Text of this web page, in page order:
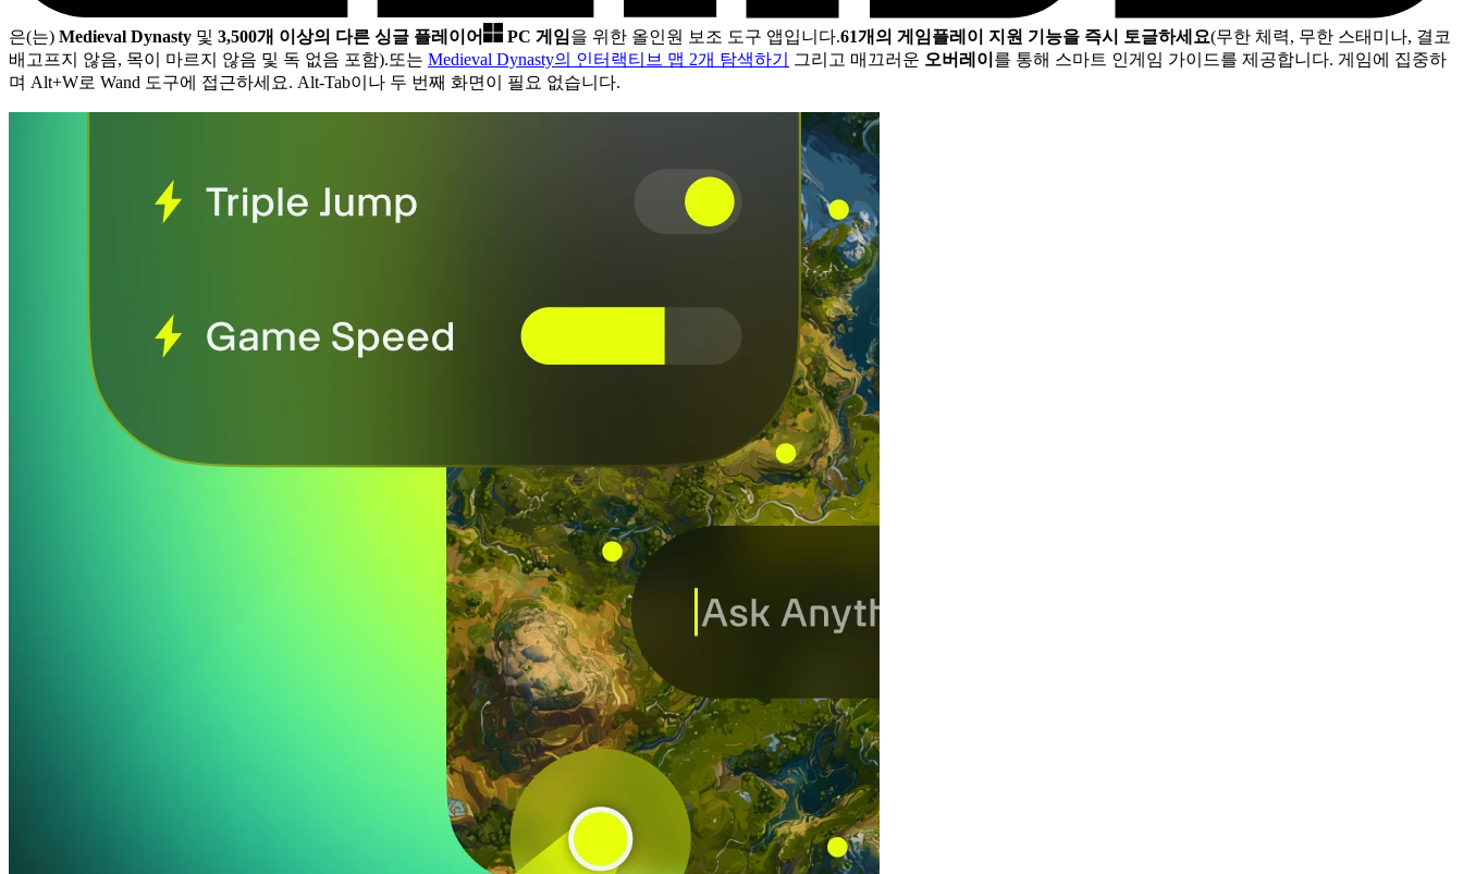
은(는) Medieval Dynasty 및 3,500개 이상의 다른 싱글 플레이어 PC 게임을 위한 올인원 보조 도구 앱입니다.61개의 게임플레이 지원 기능을 즉시 토글하세요(무한 체력, 무한 스태미나, 결코
배고프지 않음, 목이 마르지 않음 및 독 없음 포함).또는 Medieval Dynasty의 인터랙티브 맵 2개 탐색하기 그리고 매끄러운 오버레이 를 통해 스마트 인게임 가이드를 제공합니다. 게임에 집중하
며 Alt+W로 Wand 도구에 접근하세요. Alt-Tab이나 두 번째 화면이 필요 없습니다.